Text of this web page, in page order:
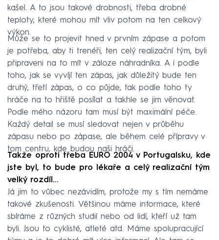
kašel. A to jsou takové drobnosti, třeba drobné
teploty, které mohou mít vliv potom na ten celkový
výkon.
Může se to projevit hned v prvním zápase a potom
je potřeba, aby ti trenéři, ten celý realizační tým, byli
připraveni na to mít v záloze náhradníka. A i podle
toho, jak se vyvíjí ten zápas, jak důležitý bude ten
druhý, třetí zápas, o co půjde, tak podle toho ty
hráče na to hřiště posílat a takhle se jim věnovat.
Podle mého názoru tam musí být maximální péče.
Každý detail se musí sledovat nejen v průběhu
zápasu nebo po zápase, ale během celé přípravy v
tom centru, kde budou naši hráči.
Takže oproti třeba EURO 2004 v Portugalsku, kde
jste byl, to bude pro lékaře a celý realizační tým
velký rozdíl…
Já jim to vůbec nezávidím, protože my s tím nemáme
takové zkušenosti. Většinou máme informace, které
sbíráme z různých studií nebo od lidí, kteří už tam
byli. Jsou to cyklisté, atleté atd. Máme spolupracující